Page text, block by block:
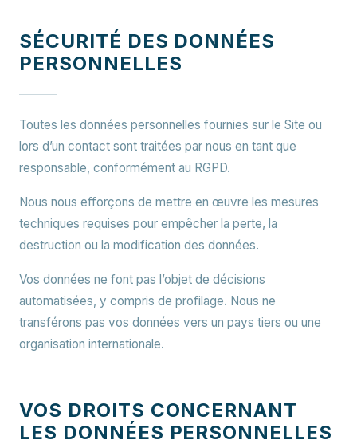
SÉCURITÉ DES DONNÉES
PERSONNELLES
Toutes les données personnelles fournies sur le Site ou
lors d’un contact sont traitées par nous en tant que
responsable, conformément au RGPD.
Nous nous efforçons de mettre en œuvre les mesures
techniques requises pour empêcher la perte, la
destruction ou la modification des données.
Vos données ne font pas l’objet de décisions
automatisées, y compris de profilage. Nous ne
transférons pas vos données vers un pays tiers ou une
organisation internationale.
VOS DROITS CONCERNANT
LES DONNÉES PERSONNELLES